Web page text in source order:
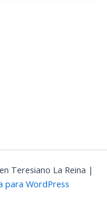
Teresiano La Reina |
para WordPress